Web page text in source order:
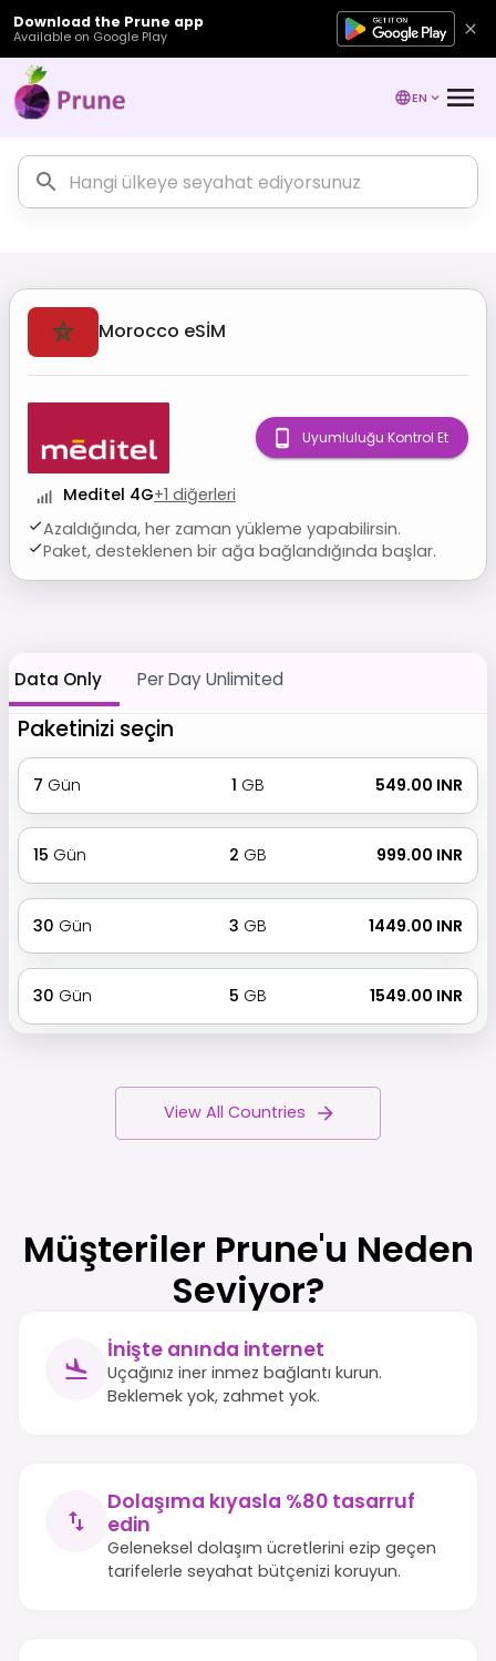
Download the Prune app
Available on Google Play
EN
Morocco eSİM
Meditel 4G+1 diğerleri
Azaldığında, her zaman yükleme yapabilirsin.
Paket, desteklenen bir ağa bağlandığında başlar.
Uyumluluğu Kontrol Et
Data Only Per Day Unlimited
Paketinizi seçin
7 Gün 1 GB ₹ 549.00 INR
15 Gün 2 GB ₹ 999.00 INR
30 Gün 3 GB ₹ 1449.00 INR
30 Gün 5 GB ₹ 1549.00 INR
View All Countries
Müşteriler Prune'u Neden
Seviyor?
İnişte anında internet
Uçağınız iner inmez bağlantı kurun.
Beklemek yok, zahmet yok.
Dolaşıma kıyasla %80 tasarruf
edin
Geleneksel dolaşım ücretlerini ezip geçen
tarifelerle seyahat bütçenizi koruyun.